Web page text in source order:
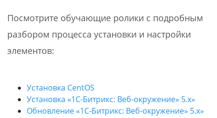
Посмотрите обучающие ролики с подробным
разбором процесса установки и настройки
элементов:
Установка CentOS
Установка «1С-Битрикс: Веб-окружение» 5.х»
Обновление «1С-Битрикс: Веб-окружение» 5.х»